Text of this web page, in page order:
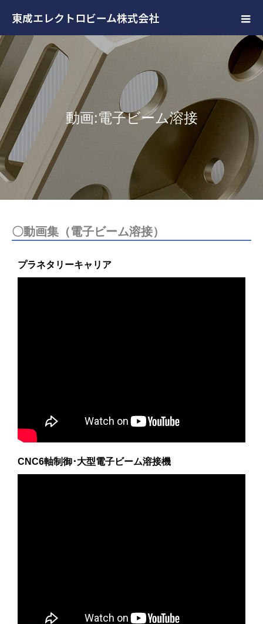
東成エレクトロビーム株式会社
動画:電子ビーム溶接
〇動画集（電子ビーム溶接）
プラネタリーキャリア
CNC6軸制御･大型電子ビーム溶接機